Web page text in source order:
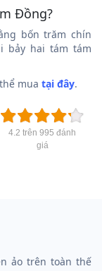
Đồng?
bốn trăm chín
bảy hai tám tám
mua tại đây.
4.2 trên 995 đánh
giá
ảo trên toàn thế